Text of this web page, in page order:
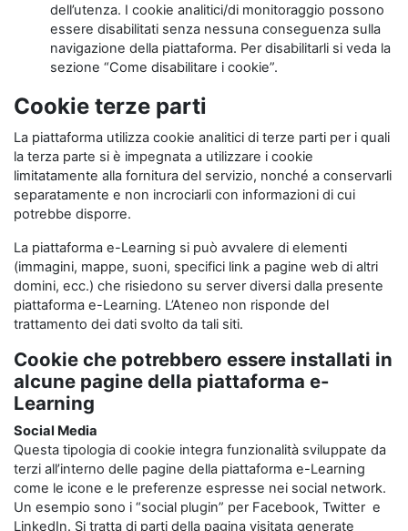
dell’utenza. I cookie analitici/di monitoraggio possono
essere disabilitati senza nessuna conseguenza sulla
navigazione della piattaforma. Per disabilitarli si veda la
sezione “Come disabilitare i cookie”.
Cookie terze parti
La piattaforma utilizza cookie analitici di terze parti per i quali
la terza parte si è impegnata a utilizzare i cookie
limitatamente alla fornitura del servizio, nonché a conservarli
separatamente e non incrociarli con informazioni di cui
potrebbe disporre.
La piattaforma e-Learning si può avvalere di elementi
(immagini, mappe, suoni, specifici link a pagine web di altri
domini, ecc.) che risiedono su server diversi dalla presente
piattaforma e-Learning. L’Ateneo non risponde del
trattamento dei dati svolto da tali siti.
Cookie che potrebbero essere installati in
alcune pagine della piattaforma e-
Learning
Social Media
Questa tipologia di cookie integra funzionalità sviluppate da
terzi all’interno delle pagine della piattaforma e-Learning
come le icone e le preferenze espresse nei social network.
Un esempio sono i “social plugin” per Facebook, Twitter e
LinkedIn. Si tratta di parti della pagina visitata generate